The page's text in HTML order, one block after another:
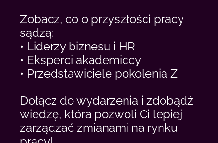
Zobacz, co o przyszłości pracy
sądzą:
• Liderzy biznesu i HR
• Eksperci akademiccy
• Przedstawiciele pokolenia Z
Dołącz do wydarzenia i zdobądź
wiedzę, która pozwoli Ci lepiej
zarządzać zmianami na rynku